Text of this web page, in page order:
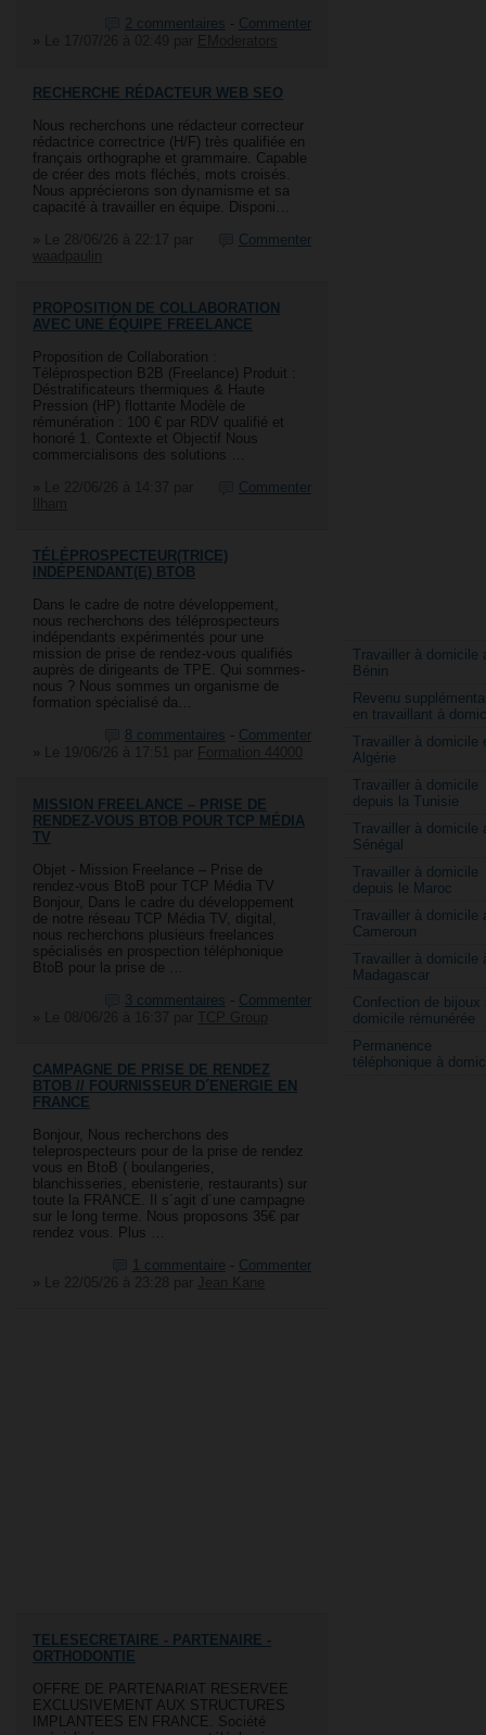
Travailler à domicile
Bénin
Revenu
en travaillant à
Travailler à domicile
Algérie
Travailler à domicile
depuis la Tunisie
Travailler à domicile
Sénégal
Travailler à domicile
depuis le Maroc
Travailler à domicile
Cameroun
Travailler à domicile
Madagascar
Confection de bijoux
domicile rémunérée
Permanence
téléphonique à
2 commentaires - Commenter
»
RECHERCHE RÉDACTEUR WEB SEO
Nous recherchons une rédacteur correcteur
rédactrice correctrice (H/F) très qualifiée en
français orthographe et grammaire. Capable
de créer des mots fléchés, mots croisés.
Nous apprécierons son dynamisme et sa
capacité à travailler en équipe. Disponi…
Commenter
»
PROPOSITION DE COLLABORATION
AVEC UNE ÉQUIPE FREELANCE
Proposition de Collaboration :
Téléprospection B2B (Freelance) Produit :
Déstratificateurs thermiques & Haute
Pression (HP) flottante Modèle de
rémunération : 100 € par RDV qualifié et
honoré 1. Contexte et Objectif Nous
commercialisons des solutions …
Commenter
»
TÉLÉPROSPECTEUR(TRICE)
INDÉPENDANT(E) BTOB
Dans le cadre de notre développement,
nous recherchons des téléprospecteurs
indépendants expérimentés pour une
mission de prise de rendez-vous qualifiés
auprès de dirigeants de TPE. Qui sommes-
nous ? Nous sommes un organisme de
formation spécialisé da…
8 commentaires - Commenter
»
MISSION FREELANCE – PRISE DE
RENDEZ-VOUS BTOB POUR TCP MÉDIA
TV
Objet - Mission Freelance – Prise de
rendez-vous BtoB pour TCP Média TV
Bonjour, Dans le cadre du développement
de notre réseau TCP Média TV, digital,
nous recherchons plusieurs freelances
spécialisés en prospection téléphonique
BtoB pour la prise de …
3 commentaires - Commenter
»
CAMPAGNE DE PRISE DE RENDEZ
BTOB // FOURNISSEUR D´ENERGIE EN
FRANCE
Bonjour, Nous recherchons des
teleprospecteurs pour de la prise de rendez
vous en BtoB ( boulangeries,
blanchisseries, ebenisterie, restaurants) sur
toute la FRANCE. Il s´agit d´une campagne
sur le long terme. Nous proposons 35€ par
rendez vous. Plus …
1 commentaire - Commenter
»
TELESECRETAIRE - PARTENAIRE -
ORTHODONTIE
OFFRE DE PARTENARIAT RESERVEE
EXCLUSIVEMENT AUX STRUCTURES
IMPLANTEES EN FRANCE. Société